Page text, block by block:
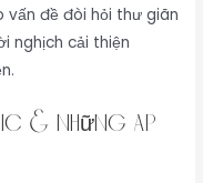
vấn đề đòi hỏi thư giãn
nghịch cải thiện
& những áp